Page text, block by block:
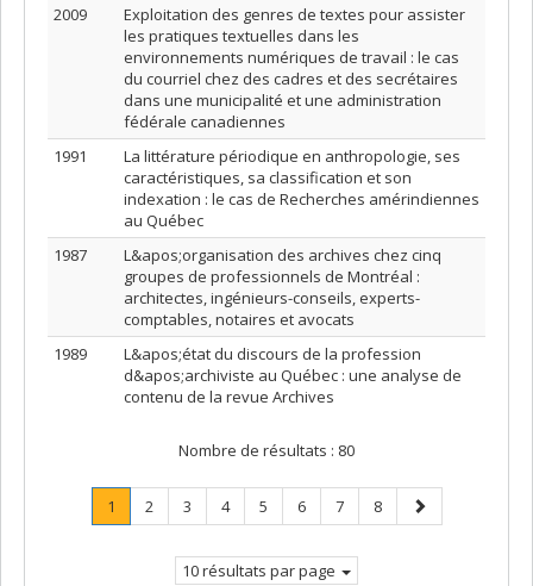
2009
Exploitation des genres de textes pour assister
les pratiques textuelles dans les
environnements numériques de travail : le cas
du courriel chez des cadres et des secrétaires
dans une municipalité et une administration
fédérale canadiennes
1991
La littérature périodique en anthropologie, ses
caractéristiques, sa classification et son
indexation : le cas de Recherches amérindiennes
au Québec
1987
L&apos;organisation des archives chez cinq
groupes de professionnels de Montréal :
architectes, ingénieurs-conseils, experts-
comptables, notaires et avocats
1989
L&apos;état du discours de la profession
d&apos;archiviste au Québec : une analyse de
contenu de la revue Archives
Nombre de résultats : 80
Page
1
Page
Page
2 Page
3 Page
4 Page
5 Page
6 Page
7 Page
8
Page
suivante
10 résultats par page